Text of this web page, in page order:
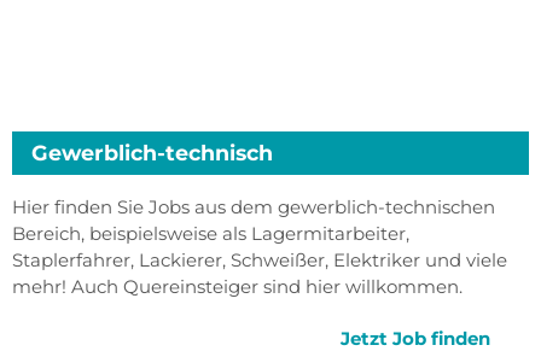
Gewerblich-technisch
Hier finden Sie Jobs aus dem gewerblich-technischen
Bereich, beispielsweise als Lagermitarbeiter,
Staplerfahrer, Lackierer, Schweißer, Elektriker und viele
mehr! Auch Quereinsteiger sind hier willkommen.
Jetzt Job finden